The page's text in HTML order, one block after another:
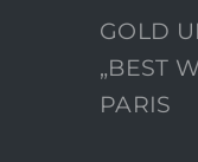
GOLD
„BEST
PARIS